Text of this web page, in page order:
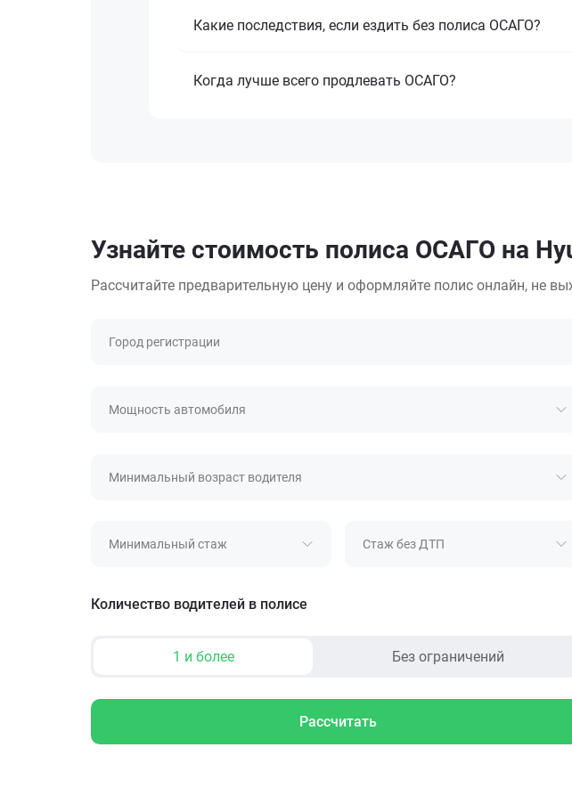
Какие последствия, если ездить без полиса ОСАГО?
Когда лучше всего продлевать ОСАГО?
Узнайте стоимость полиса ОСАГО на
Рассчитайте предварительную цену и оформляйте полис онлайн, не
Город регистрации
Мощность автомобиля
Минимальный возраст водителя
Минимальный стаж Стаж без ДТП
Количество водителей в полисе
1 и более Без ограничений
Рассчитать